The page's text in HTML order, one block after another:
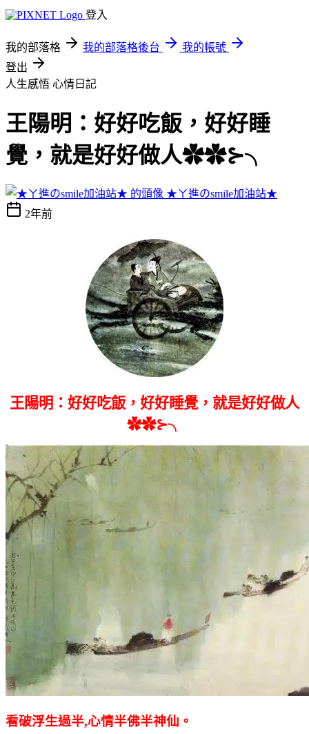
登入
我的部落格 我的部落格後台
我的帳號
登出
人生感悟 心情日記
王陽明：好好吃飯，好好睡
覺，就是好好做人✿✿⊱╮
★ㄚ進のsmile加油站★
2年前
王陽明：好好吃飯，好好睡覺，就是好好做人
✿✿⊱╮
看破浮生過半,心情半佛半神仙。